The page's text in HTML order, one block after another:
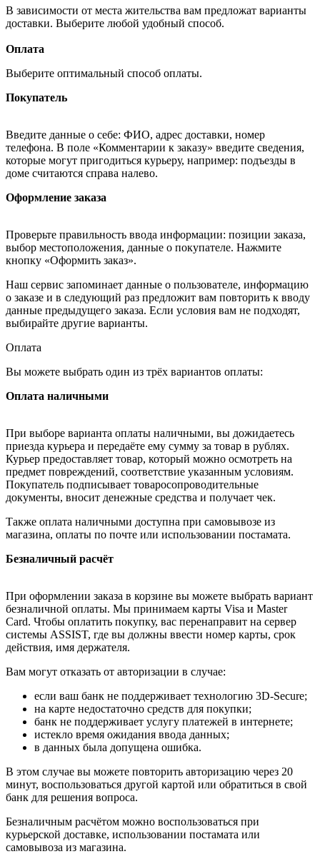
В зависимости от места жительства вам предложат варианты
доставки. Выберите любой удобный способ.
Оплата
Выберите оптимальный способ оплаты.
Покупатель
Введите данные о себе: ФИО, адрес доставки, номер
телефона. В поле «Комментарии к заказу» введите сведения,
которые могут пригодиться курьеру, например: подъезды в
доме считаются справа налево.
Оформление заказа
Проверьте правильность ввода информации: позиции заказа,
выбор местоположения, данные о покупателе. Нажмите
кнопку «Оформить заказ».
Наш сервис запоминает данные о пользователе, информацию
о заказе и в следующий раз предложит вам повторить к вводу
данные предыдущего заказа. Если условия вам не подходят,
выбирайте другие варианты.
Оплата
Вы можете выбрать один из трёх вариантов оплаты:
Оплата наличными
При выборе варианта оплаты наличными, вы дожидаетесь
приезда курьера и передаёте ему сумму за товар в рублях.
Курьер предоставляет товар, который можно осмотреть на
предмет повреждений, соответствие указанным условиям.
Покупатель подписывает товаросопроводительные
документы, вносит денежные средства и получает чек.
Также оплата наличными доступна при самовывозе из
магазина, оплаты по почте или использовании постамата.
Безналичный расчёт
При оформлении заказа в корзине вы можете выбрать вариант
безналичной оплаты. Мы принимаем карты Visa и Master
Card. Чтобы оплатить покупку, вас перенаправит на сервер
системы ASSIST, где вы должны ввести номер карты, срок
действия, имя держателя.
Вам могут отказать от авторизации в случае:
если ваш банк не поддерживает технологию 3D-Secure;
на карте недостаточно средств для покупки;
банк не поддерживает услугу платежей в интернете;
истекло время ожидания ввода данных;
в данных была допущена ошибка.
В этом случае вы можете повторить авторизацию через 20
минут, воспользоваться другой картой или обратиться в свой
банк для решения вопроса.
Безналичным расчётом можно воспользоваться при
курьерской доставке, использовании постамата или
самовывоза из магазина.